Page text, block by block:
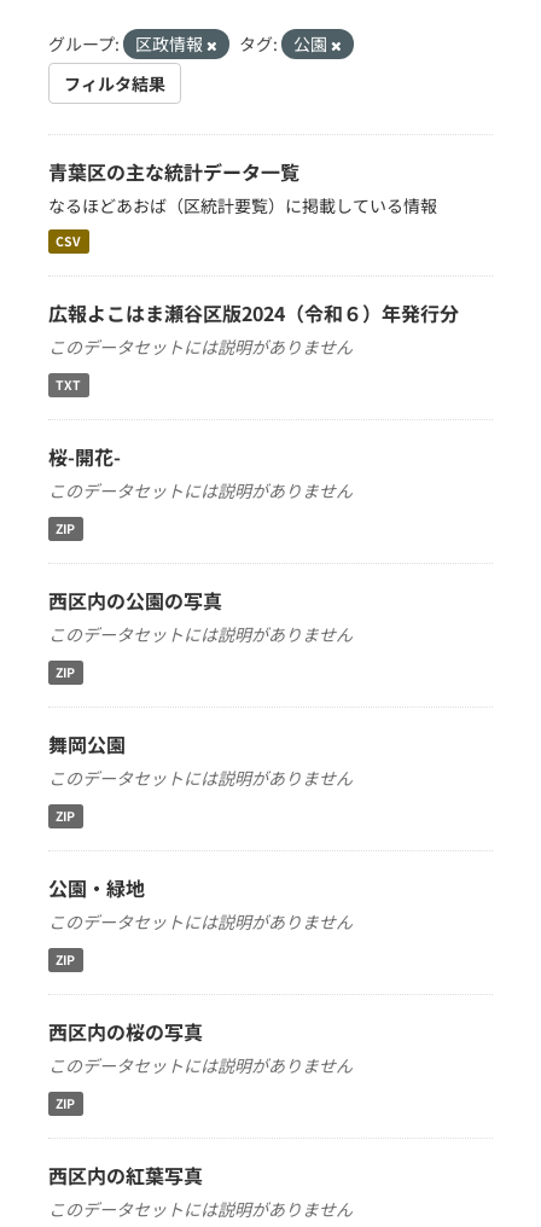
グループ: 区政情報 タグ:
公園
フィルタ結果
青葉区の主な統計データ一覧
なるほどあおば（区統計要覧）に掲載している情報
CSV
広報よこはま瀬谷区版2024（令和６）年発行分
このデータセットには説明がありません
TXT
桜-開花-
このデータセットには説明がありません
ZIP
西区内の公園の写真
このデータセットには説明がありません
ZIP
舞岡公園
このデータセットには説明がありません
ZIP
公園・緑地
このデータセットには説明がありません
ZIP
西区内の桜の写真
このデータセットには説明がありません
ZIP
西区内の紅葉写真
このデータセットには説明がありません